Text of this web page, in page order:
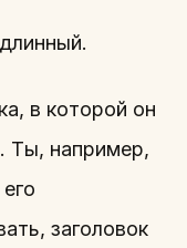
в которой он
Ты, например,
заголовок